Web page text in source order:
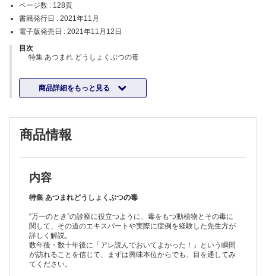
ページ数 : 128頁
書籍発行日 : 2021年11月
電子版発売日 : 2021年11月12日
目次
特集 あつまれ どうしょくぶつの毒
Ⅰ．植物毒による食中毒
1．キノコ
福島県立医科大学地域救急医療支援講座／小野寺 誠
相澤病院救命救急センター／山本 基佳
4．スイセン
山形県立中央病院救命救急センター／武田 健一郎
5．トリカブト
岩手医科大学救急・災害・総合医学講座救急医学分野／照井 克俊
6．ジギタリス
いわき市医療センター救命救急センター／生天目 かおる 他
商品詳細をもっと見る
商品情報
内容
特集 あつまれどうしょくぶつの毒
“万一のとき”の診察に役立つように、毒をもつ動植物とその毒に
関して、その道のエキスパートや実際に症例を経験した先生方が
詳しく解説。
数年後・数十年後に「アレ読んでおいてよかった！」という瞬間
が訪れることを信じて、まずは興味本位からでも、目を通してみ
てください。